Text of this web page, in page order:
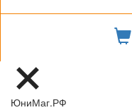
ЮниМаг.РФ